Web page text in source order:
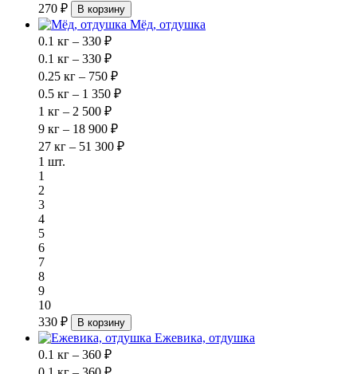
270 ₽
В корзину
Мёд, отдушка
0.1 кг – 330 ₽
0.1 кг – 330 ₽
0.25 кг – 750 ₽
0.5 кг – 1 350 ₽
1 кг – 2 500 ₽
9 кг – 18 900 ₽
27 кг – 51 300 ₽
1 шт.
1
2
3
4
5
6
7
8
9
10
330 ₽
В корзину
Ежевика, отдушка
0.1 кг – 360 ₽